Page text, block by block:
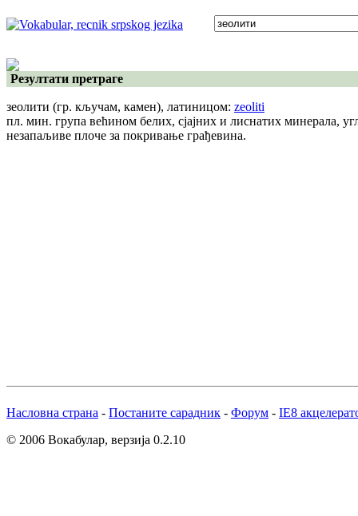
Резултати претраге
зеолити (гр. кључам, камен), латиницом: zeoliti
пл. мин. група већином белих, сјајних и лиснатих минерала,
незапаљиве плоче за покривање грађевина.
Насловна страна - Постаните сарадник - Форум - IE8
© 2006 Вокабулар, верзија 0.2.10